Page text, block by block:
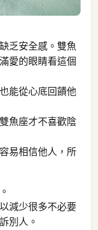
乏安全感。雙魚
愛的眼睛看這個
能從心底回饋他
魚座才不喜歡陰
易相信他人，所
減少很多不必要
別人。